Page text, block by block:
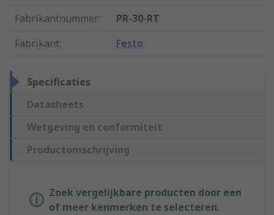
Fabrikantnummer:
PR-30-RT
Fabrikant: Festo
Specificaties
Datasheets
Wetgeving en conformiteit
Productomschrijving
Zoek vergelijkbare producten door een
of meer kenmerken te selecteren.